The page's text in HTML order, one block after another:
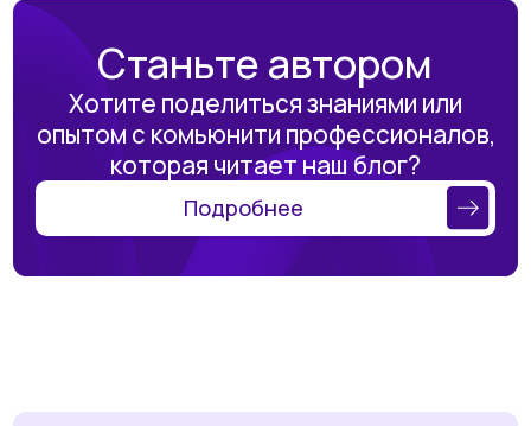
Станьте автором
Хотите поделиться знаниями или
опытом с комьюнити профессионалов,
которая читает наш блог?
Подробнее